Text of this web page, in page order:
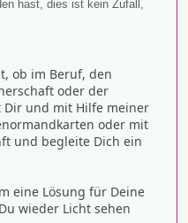
hast, dies ist kein Zufall,
ob im Beruf, den
oder der
Dir und mit Hilfe meiner
oder mit
und begleite Dich ein
eine Lösung für Deine
wieder Licht sehen